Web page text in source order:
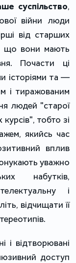
суспільство,
війни люди
від старших
що вони мають
Почасти ці
історіями та —
і тиражованим
людей "старої
тобто зі
якийсь час
вплив
уважно
набутків,
і
відчищати її
і відтворювані
доступ